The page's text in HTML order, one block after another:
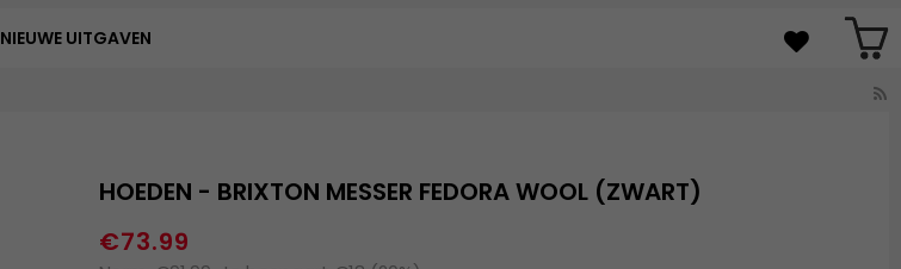
NIEUWE UITGAVEN
HOEDEN - BRIXTON MESSER FEDORA WOOL (ZWART)
€73.99